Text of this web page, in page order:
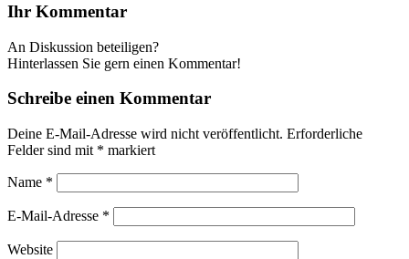
Ihr Kommentar
An Diskussion beteiligen?
Hinterlassen Sie gern einen Kommentar!
Schreibe einen Kommentar
Deine E-Mail-Adresse wird nicht veröffentlicht. Erforderliche
Felder sind mit * markiert
Name *
E-Mail-Adresse *
Website